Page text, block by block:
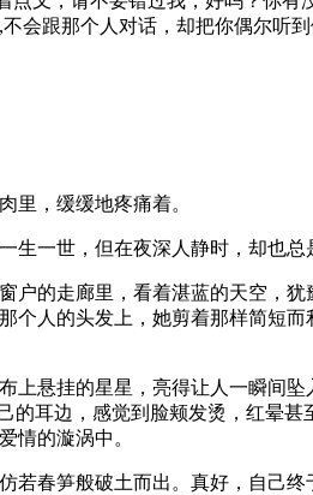
会跟那个人对话，却把你偶尔听
里，缓缓地疼痛着。
一世，但在夜深人静时，却也总
的走廊里，看着湛蓝的天空，
人的头发上，她剪着那样简短
悬挂的星星，亮得让人一瞬间
耳边，感觉到脸颊发烫，红晕
情的漩涡中。
春笋般破土而出。真好，自己